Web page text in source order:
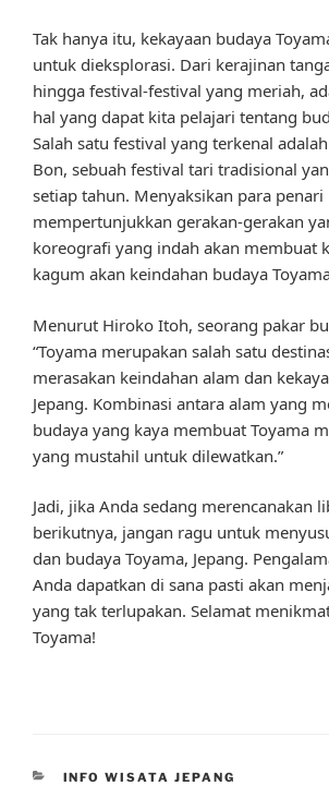
Tak hanya itu, kekayaan budaya
untuk dieksplorasi. Dari kerajinan
hingga festival-festival yang meriah,
hal yang dapat kita pelajari tentang
Salah satu festival yang terkenal
Bon, sebuah festival tari tradisional
setiap tahun. Menyaksikan para penari
mempertunjukkan gerakan-gerakan
koreografi yang indah akan membuat
kagum akan keindahan budaya
Menurut Hiroko Itoh, seorang pakar
“Toyama merupakan salah satu
merasakan keindahan alam dan
Jepang. Kombinasi antara alam yang
budaya yang kaya membuat Toyama
yang mustahil untuk dilewatkan.”
Jadi, jika Anda sedang merencanakan
berikutnya, jangan ragu untuk
dan budaya Toyama, Jepang.
Anda dapatkan di sana pasti akan
yang tak terlupakan. Selamat
Toyama!
CATEGORIES
INFO WISATA JEPANG